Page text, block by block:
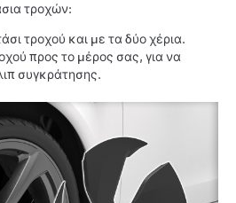
τροχών:
τροχού και με τα δύο χέρια.
προς το μέρος σας, για να
συγκράτησης.